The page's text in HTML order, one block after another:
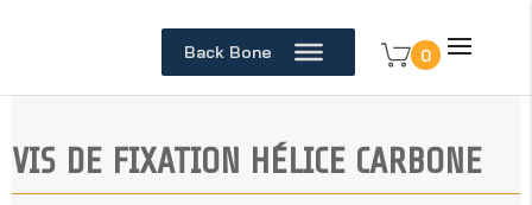
Back Bone 0
VIS DE FIXATION HÉLICE CARBONE